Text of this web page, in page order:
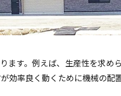
ます。例えば、生産性を求め
効率良く動くために機械の配